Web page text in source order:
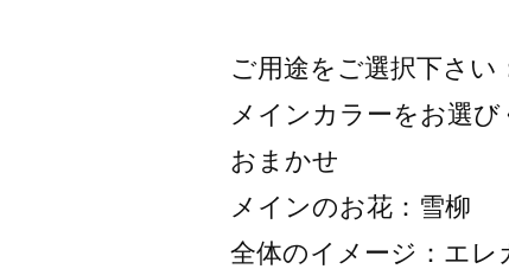
ご用途をご選択下さい
メインカラーをお選
おまかせ
メインのお花：雪柳
全体のイメージ：エレ